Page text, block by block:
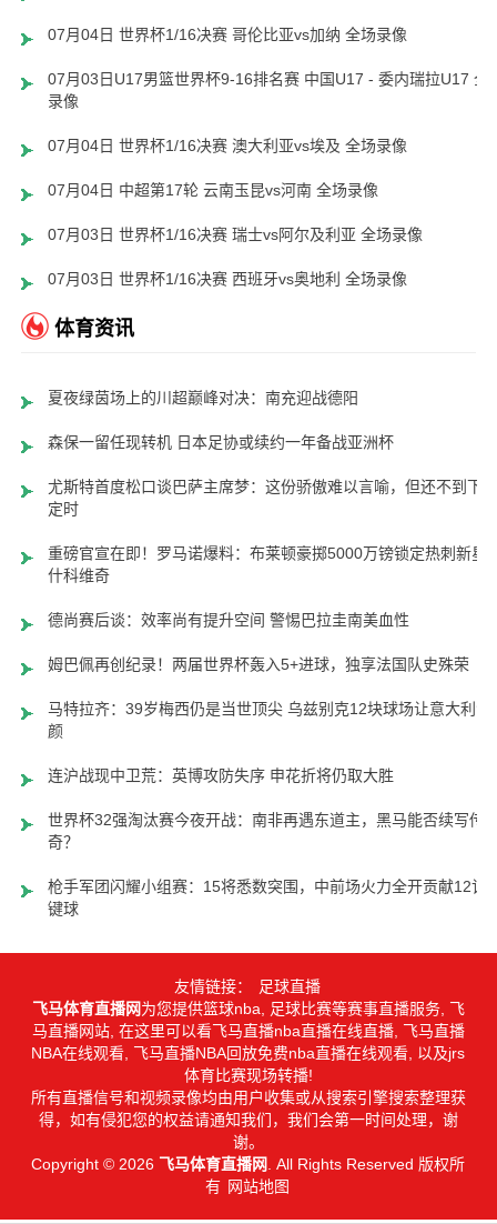
07月04日 世界杯1/16决赛 哥伦比亚vs加纳 全场录像
07月03日U17男篮世界杯9-16排名赛 中国U17 - 委内瑞拉U17 全
录像
07月04日 世界杯1/16决赛 澳大利亚vs埃及 全场录像
07月04日 中超第17轮 云南玉昆vs河南 全场录像
07月03日 世界杯1/16决赛 瑞士vs阿尔及利亚 全场录像
07月03日 世界杯1/16决赛 西班牙vs奥地利 全场录像
体育资讯
夏夜绿茵场上的川超巅峰对决：南充迎战德阳
森保一留任现转机 日本足协或续约一年备战亚洲杯
尤斯特首度松口谈巴萨主席梦：这份骄傲难以言喻，但还不到下决
定时
重磅官宣在即！罗马诺爆料：布莱顿豪掷5000万镑锁定热刺新星
什科维奇
德尚赛后谈：效率尚有提升空间 警惕巴拉圭南美血性
姆巴佩再创纪录！两届世界杯轰入5+进球，独享法国队史殊荣
马特拉齐：39岁梅西仍是当世顶尖 乌兹别克12块球场让意大利汗
颜
连沪战现中卫荒：英博攻防失序 申花折将仍取大胜
世界杯32强淘汰赛今夜开战：南非再遇东道主，黑马能否续写传
奇？
枪手军团闪耀小组赛：15将悉数突围，中前场火力全开贡献12记
键球
友情链接：
足球直播
飞马体育直播网为您提供篮球nba, 足球比赛等赛事直播服务, 飞
马直播网站, 在这里可以看飞马直播nba直播在线直播, 飞马直播
NBA在线观看, 飞马直播NBA回放免费nba直播在线观看, 以及jrs
体育比赛现场转播!
所有直播信号和视频录像均由用户收集或从搜索引擎搜索整理获
得，如有侵犯您的权益请通知我们，我们会第一时间处理，谢
谢。
Copyright © 2026 飞马体育直播网
. All Rights Reserved 版权所
有 网站地图